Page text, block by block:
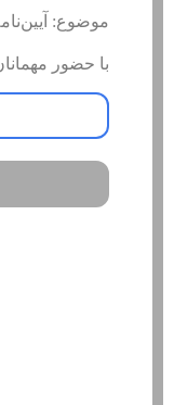
موضوع: آیین‌نامه
با حضور